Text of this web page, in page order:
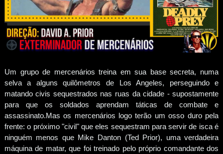
Um grupo de mercenários treina em sua base secreta, numa
selva a alguns quilômetros de Los Angeles, perseguindo e
matando civis sequestrados nas ruas da cidade - supostamente
para que os soldados aprendam táticas de combate e
assassinato.Mas os mercenários logo terão um osso duro pela
frente: o próximo "civil" que eles sequestram para servir de isca é
ninguém menos que Mike Danton (Ted Prior), uma verdadeira
máquina de matar, que foi treinado pelo próprio comandante dos